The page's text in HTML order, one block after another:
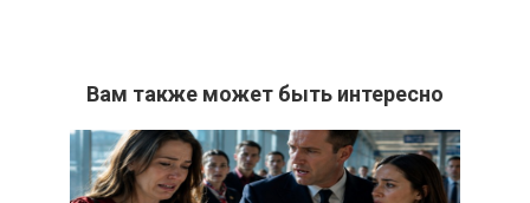
Вам также может быть интересно